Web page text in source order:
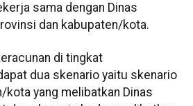
sama dengan Dinas
dan kabupaten/kota.
di tingkat
dua skenario yaitu skenario
yang melibatkan Dinas